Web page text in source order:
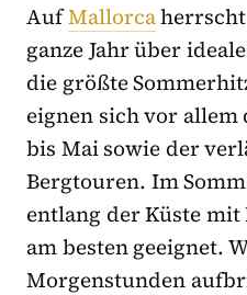
AufMallorca
ganze Jahr über
die größte
eignen sich vor
bis Mai sowie der
Bergtouren. Im
entlang der Küste
am besten geeignet.
Morgenstunden